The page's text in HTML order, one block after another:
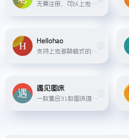
无需注册，可以上传 JPG PNG BMP GIF WEBP 等格式，支是国内服务器和 CDN，图片加载速度教快。
Hellohao
支持上传多种格式的图像图床外链平台
遇见图床
一款集合31款图床唯一个的多图床工具。支持用户自定义图片水印、自定义，Github 等第三方私人储存，上传支持文字水印等功能。